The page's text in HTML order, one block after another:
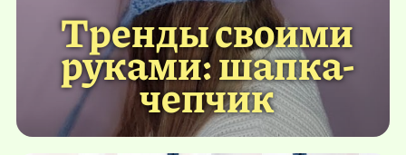
Тренды своими
руками: шапка-
чепчик